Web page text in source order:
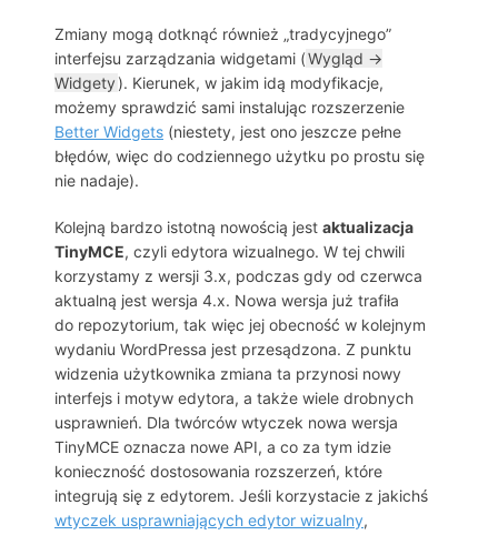
Zmiany mogą dotknąć również „tradycyjnego”
interfejsu zarządzania widgetami (Wygląd →
Widgety ). Kierunek, w jakim idą modyfikacje,
możemy sprawdzić sami instalując rozszerzenie
Better Widgets (niestety, jest ono jeszcze pełne
błędów, więc do codziennego użytku po prostu się
nie nadaje).
Kolejną bardzo istotną nowością jest aktualizacja
TinyMCE, czyli edytora wizualnego. W tej chwili
korzystamy z wersji 3.x, podczas gdy od czerwca
aktualną jest wersja 4.x. Nowa wersja już trafiła
do repozytorium, tak więc jej obecność w kolejnym
wydaniu WordPressa jest przesądzona. Z punktu
widzenia użytkownika zmiana ta przynosi nowy
interfejs i motyw edytora, a także wiele drobnych
usprawnień. Dla twórców wtyczek nowa wersja
TinyMCE oznacza nowe API, a co za tym idzie
konieczność dostosowania rozszerzeń, które
integrują się z edytorem. Jeśli korzystacie z jakichś
wtyczek usprawniających edytor wizualny,